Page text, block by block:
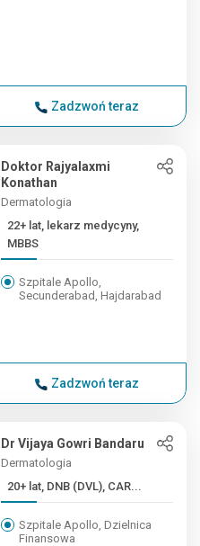
Zadzwoń teraz
Doktor Rajyalaxmi
Konathan
Dermatologia
22+ lat, lekarz medycyny,
MBBS
Szpitale Apollo,
Secunderabad, Hajdarabad
Zadzwoń teraz
Dr Vijaya Gowri Bandaru
Dermatologia
20+ lat, DNB (DVL), CAR...
Szpitale Apollo, Dzielnica
Finansowa